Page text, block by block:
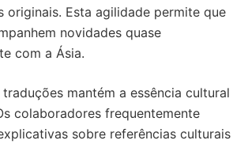
originais. Esta agilidade permite que
novidades quase
com a Ásia.
mantém a essência cultural
colaboradores frequentemente
sobre referências culturais